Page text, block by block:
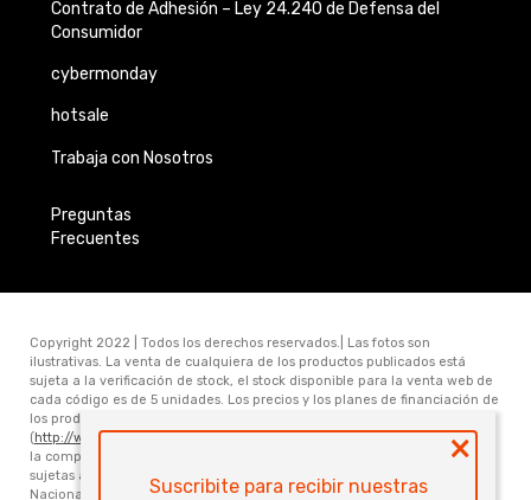
Contrato de Adhesión – Ley 24.240 de Defensa del
Consumidor
cybermonday
hotsale
Trabaja con Nosotros
Preguntas
Frecuentes
×
Suscribite para recibir nuestras
Copyright 2022 | Todos los derechos reservados.| Las fotos son
ilustrativas. La venta de cualquiera de los productos publicados está
sujeta a la verificación de stock, el stock disponible para la venta web de
cada código es de 5 unidades. Los precios y los planes de financiación de
los productos publicados en www.electronicamegatonesrl.com
( http://www.electronicamegatonesrl.com
) son válidos únicamente para
la compra online. Las especificaciones técnicas y descripciones están
sujetas a cambios sin previo aviso. Electrónica Megatone S.R.L. Ruta
Nacional Nro 168 Km 473.6 (3000) Santa Fe. Provincia de Santa Fe